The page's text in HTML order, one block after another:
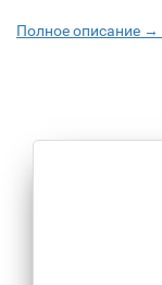
Полное описание →